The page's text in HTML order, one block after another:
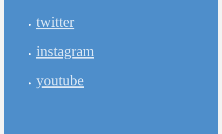
twitter
instagram
youtube